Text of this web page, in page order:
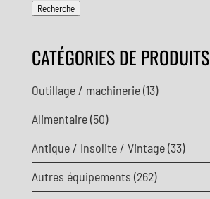
Recherche
CATÉGORIES DE PRODUITS
Outillage / machinerie(13)
Alimentaire(50)
Antique / Insolite / Vintage(33)
Autres équipements (262)